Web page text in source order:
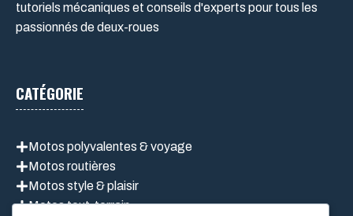
tutoriels mécaniques et conseils d'experts pour tous les
passionnés de deux-roues
CATÉGORIE
Motos polyvalentes & voyage
Motos routières
Motos style & plaisir
Motos tout-terrain